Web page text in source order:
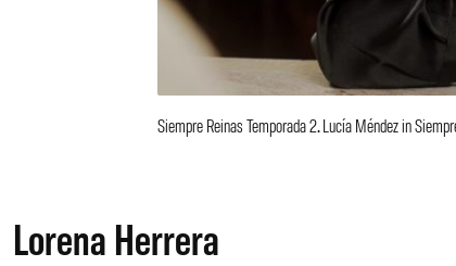
Siempre Reinas Temporada 2. Lucía Méndez in
Lorena Herrera